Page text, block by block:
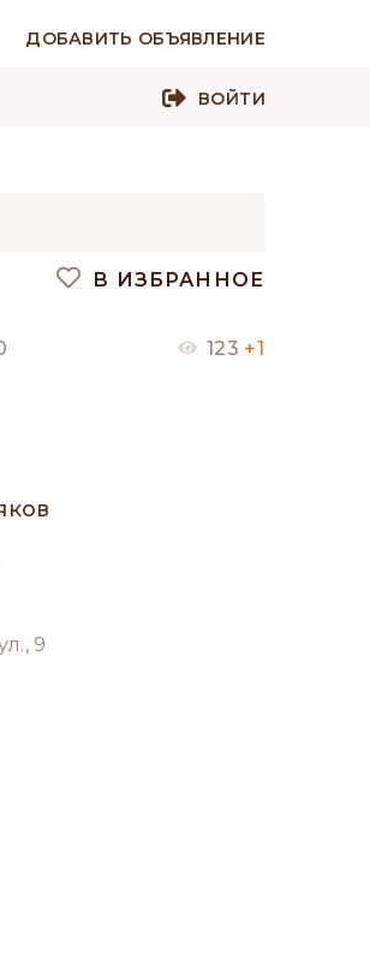
ДОБАВИТЬ ОБЪЯВЛЕНИЕ
ВОЙТИ
В ИЗБРАННОЕ
123 +1
9